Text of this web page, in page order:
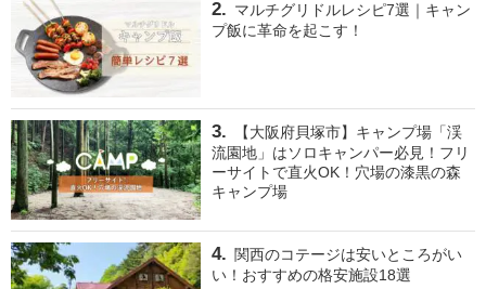
マルチグリドルレシピ7選｜キャン
プ飯に革命を起こす！
【大阪府貝塚市】キャンプ場「渓
流園地」はソロキャンパー必見！フリ
ーサイトで直火OK！穴場の漆黒の森
キャンプ場
関西のコテージは安いところがい
い！おすすめの格安施設18選